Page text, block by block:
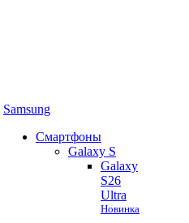
Samsung
Смартфоны
Galaxy S
Galaxy
S26
Ultra
Новинка